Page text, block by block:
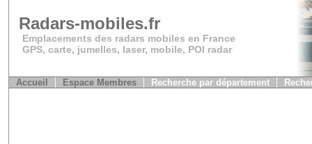
Radars-mobiles.fr
Emplacements des radars mobiles en France
GPS, carte, jumelles, laser, mobile, POI radar
Accueil Espace Membres Recherche par département